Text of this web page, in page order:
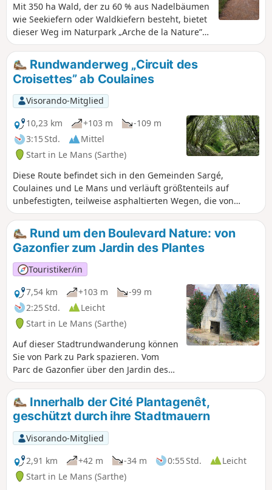
Mit 350 ha Wald, der zu 60 % aus Nadelbäumen
wie Seekiefern oder Waldkiefern besteht, bietet
dieser Weg im Naturpark „Arche de la Nature”
Wanderern eine gute Portion frische Luft.
Rundwanderweg „Circuit des
Croisettes” ab Coulaines
Visorando-Mitglied
10,23 km
+103 m
-109 m
3:15 Std.
Mittel
Start in Le Mans (Sarthe)
Diese Route befindet sich in den Gemeinden Sargé,
Coulaines und Le Mans und verläuft größtenteils auf
unbefestigten, teilweise asphaltierten Wegen, die von
Hecken, Bäumen und Sträuchern gesäumt sind und viel
Schatten spenden.
Rund um den Boulevard Nature: von
Gazonfier zum Jardin des Plantes
Touristiker/in
7,54 km
+103 m
-99 m
2:25 Std.
Leicht
Start in Le Mans (Sarthe)
Auf dieser Stadtrundwanderung können
Sie von Park zu Park spazieren. Vom
Parc de Gazonfier über den Jardin des
Plantes bis zum Parc Banjan entdecken
oder wiederentdecken Sie die Straßen
von Le Mans mit ihren
geschichtsträchtigen Häusern und
atemberaubenden Ausblicken.
Innerhalb der Cité Plantagenêt,
geschützt durch ihre Stadtmauern
Visorando-Mitglied
2,91 km
+42 m -34 m 0:55 Std.
Leicht
Start in Le Mans (Sarthe)